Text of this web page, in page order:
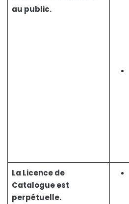
au public.
La Licence de
Catalogue est
perpétuelle.